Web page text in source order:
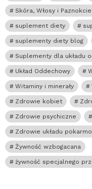
Skóra, Włosy i Paznokcie
suplement diety
suplementy diety blog
Suplementy dla układu
Układ Oddechowy
Witaminy i minerały
Zdrowie kobiet
Zdrowie psychiczne
Zdrowie układu
Żywność wzbogacana
żywność specjalnego